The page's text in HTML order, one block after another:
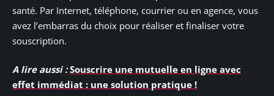
santé. Par Internet, téléphone, courrier ou en agence, vous
avez l’embarras du choix pour réaliser et finaliser votre
souscription.
A lire aussi : Souscrire une mutuelle en ligne avec
effet immédiat : une solution pratique !